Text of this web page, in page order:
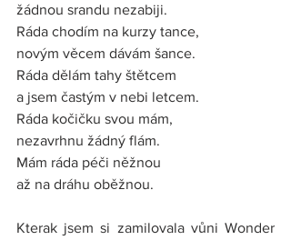
žádnou srandu nezabiji.
Ráda chodím na kurzy tance,
novým věcem dávám šance.
Ráda dělám tahy štětcem
a jsem častým v nebi letcem.
Ráda kočičku svou mám,
nezavrhnu žádný flám.
Mám ráda péči něžnou
až na dráhu oběžnou.
Kterak jsem si zamilovala vůni Wonder